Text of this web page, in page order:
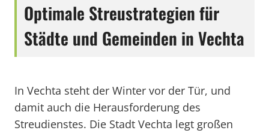
Optimale Streustrategien für
Städte und Gemeinden in Vechta
In Vechta steht der Winter vor der Tür, und
damit auch die Herausforderung des
Streudienstes. Die Stadt Vechta legt großen